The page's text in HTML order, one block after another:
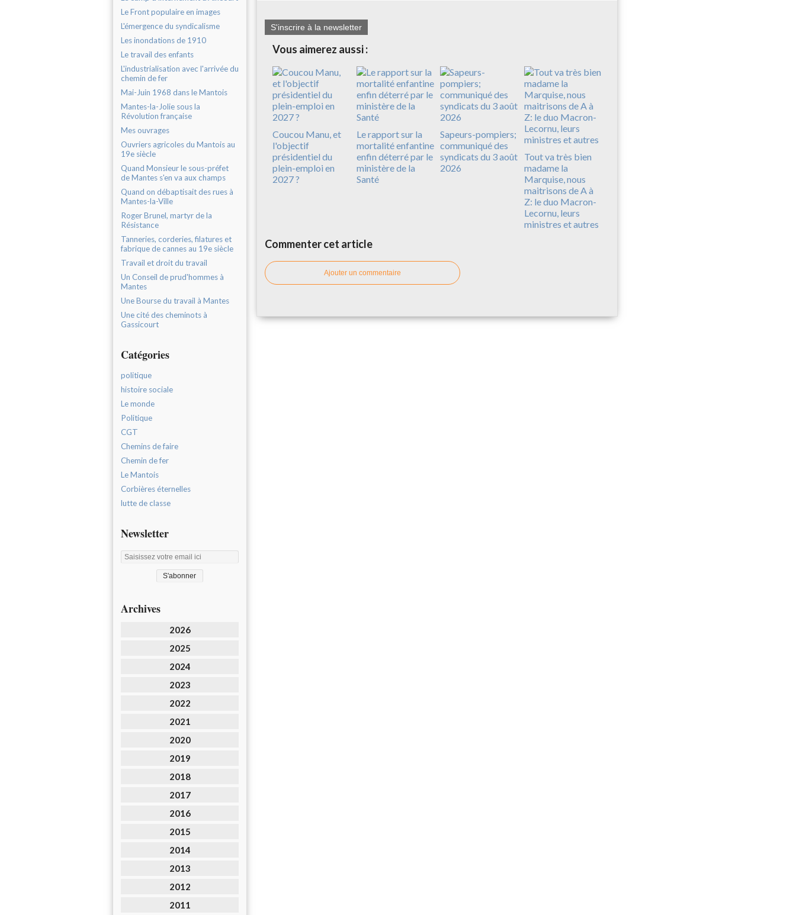
Le Front populaire en images
L'émergence du syndicalisme
Les inondations de 1910
Le travail des enfants
L'industrialisation avec l'arrivée du
chemin de fer
Mai-Juin 1968 dans le Mantois
Mantes-la-Jolie sous la
Révolution française
Mes ouvrages
Ouvriers agricoles du Mantois au
19e siècle
Quand Monsieur le sous-préfet
de Mantes s'en va aux champs
Quand on débaptisait des rues à
Mantes-la-Ville
Roger Brunel, martyr de la
Résistance
Tanneries, corderies, filatures et
fabrique de cannes au 19e siècle
Travail et droit du travail
Un Conseil de prud'hommes à
Mantes
Une Bourse du travail à Mantes
Une cité des cheminots à
Gassicourt
Catégories
politique
histoire sociale
Le monde
Politique
CGT
Chemins de faire
Chemin de fer
Le Mantois
Corbières éternelles
lutte de classe
Newsletter
Archives
2026
2025
2024
2023
2022
2021
2020
2019
2018
2017
2016
2015
2014
2013
2012
2011
S'inscrire à la newsletter
Vous aimerez aussi :
Coucou Manu, et
l'objectif
présidentiel du
plein-emploi en
2027 ?
Le rapport sur la
mortalité enfantine
enfin déterré par le
ministère de la
Santé
Sapeurs-pompiers;
communiqué des
syndicats du 3 août
2026
Tout va très bien
madame la
Marquise, nous
maitrisons de A à
Z: le duo Macron-
Lecornu, leurs
ministres et autres
Commenter cet article
Ajouter un commentaire